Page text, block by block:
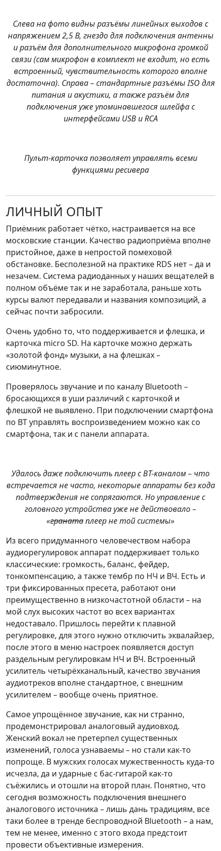
Слева на фото видны разъёмы линейных выходов с
напряжением 2,5 В, гнездо для подключения антенны
и разъём для дополнительного микрофона громкой
связи (сам микрофон в комплект не входит, но есть
встроенный, чувствительность которого вполне
достаточна). Справа – стандартные разъёмы ISO для
питания и акустики, а также разъём для
подключения уже упоминавшегося шлейфа с
интерфейсами USB и RCA
Пульт-карточка позволяет управлять всеми
функциями ресивера
ЛИЧНЫЙ ОПЫТ
Приёмник работает чётко, настраивается на все
московские станции. Качество радиоприёма вполне
пристойное, даже в непростой помеховой
обстановке. Бесполезной на практике RDS нет – да и
незачем. Система радиоданных у наших вещателей в
полном объёме так и не заработала, раньше хоть
курсы валют передавали и названия композиций, а
сейчас почти забросили.
Очень удобно то, что поддерживается и флешка, и
карточка micro SD. На карточке можно держать
«золотой фонд» музыки, а на флешках –
сиюминутное.
Проверялось звучание и по каналу Bluetooth –
бросающихся в уши различий с карточкой и
флешкой не выявлено. При подключении смартфона
по BT управлять воспроизведением можно как со
смартфона, так и с панели аппарата.
Удалось даже подключить плеер с BT-каналом – что
встречается не часто, некоторые аппараты без кода
подтверждения не сопрягаются. Но управление с
головного устройства уже не действовало –
«гранатаплеер не той системы»
Из всего придуманного человечеством набора
аудиорегулировок аппарат поддерживает только
классические: громкость, баланс, фейдер,
тонкомпенсацию, а также тембр по НЧ и ВЧ. Есть и
три фиксированных пресета, работают они
преимущественно в низкочастотной области – на
мой слух высоких частот во всех вариантах
недоставало. Пришлось перейти к плавной
регулировке, для этого нужно отключить эквалайзер,
после этого в меню настроек появляется доступ
раздельным регулировкам НЧ и ВЧ. Встроенный
усилитель четырёхканальный, качество звучания
аудиотреков вполне стандартное, с внешним
усилителем – вообще очень приятное.
Самое упрощённое звучание, как ни странно,
продемонстрировал аналоговый аудиовход.
Женский вокал не претерпел существенных
изменений, голоса узнаваемы – но стали как-то
попроще. В мужских голосах мужественность куда-то
исчезла, да и ударные с бас-гитарой как-то
съёжились и отошли на второй план. Понятно, что
сегодня возможность подключения внешнего
аналогового источника – лишь дань традициям, все
таки более в тренде беспроводной Bluetooth – а нам,
тем не менее, именно с этого входа предстоит
провести объективные измерения.